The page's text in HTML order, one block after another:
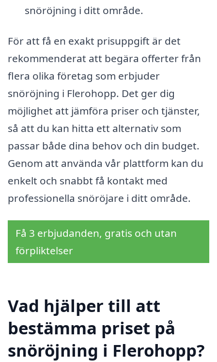
snöröjning i ditt område.
För att få en exakt prisuppgift är det
rekommenderat att begära offerter från
flera olika företag som erbjuder
snöröjning i Flerohopp. Det ger dig
möjlighet att jämföra priser och tjänster,
så att du kan hitta ett alternativ som
passar både dina behov och din budget.
Genom att använda vår plattform kan du
enkelt och snabbt få kontakt med
professionella snöröjare i ditt område.
Få 3 erbjudanden, gratis och utan
förpliktelser
Vad hjälper till att
bestämma priset på
snöröjning i Flerohopp?